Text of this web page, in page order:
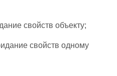
свойств объекту;
свойств одному